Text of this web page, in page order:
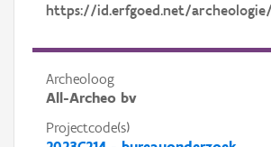
https://id.erfgoed.net/
Archeoloog
All-Archeo bv
Projectcode(s)